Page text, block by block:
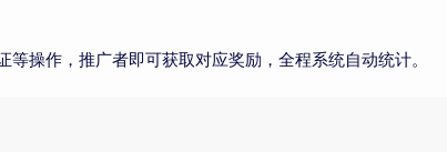
操作，推广者即可获取对应奖励，全程系统自动统计。